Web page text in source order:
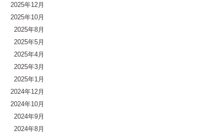
2025年12月
2025年10月
2025年8月
2025年5月
2025年4月
2025年3月
2025年1月
2024年12月
2024年10月
2024年9月
2024年8月